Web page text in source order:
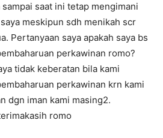
sampai saat ini tetap mengimani
meskipun sdh menikah scr
Pertanyaan saya apakah saya bs
perkawinan romo?
tidak keberatan bila kami
perkawinan krn kami
dgn iman kami masing2.
romo